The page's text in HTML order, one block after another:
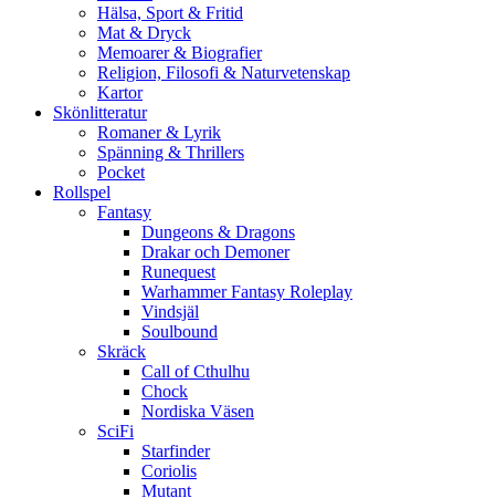
Hälsa, Sport & Fritid
Mat & Dryck
Memoarer & Biografier
Religion, Filosofi & Naturvetenskap
Kartor
Skönlitteratur
Romaner & Lyrik
Spänning & Thrillers
Pocket
Rollspel
Fantasy
Dungeons & Dragons
Drakar och Demoner
Runequest
Warhammer Fantasy Roleplay
Vindsjäl
Soulbound
Skräck
Call of Cthulhu
Chock
Nordiska Väsen
SciFi
Starfinder
Coriolis
Mutant